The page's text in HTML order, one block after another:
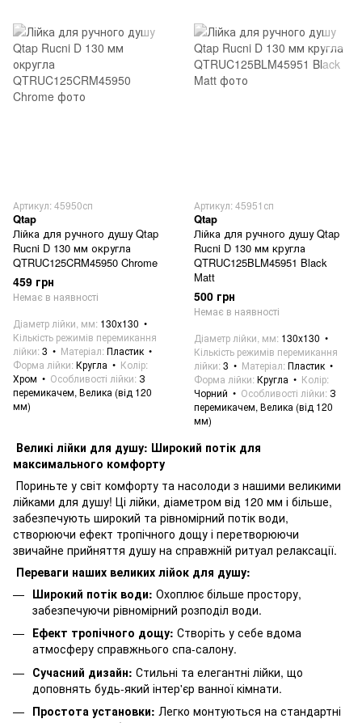
Артикул: 45950сп
Qtap
Лійка для ручного душу Qtap
Rucni D 130 мм округла
QTRUC125CRM45950 Chrome
459 грн
Немає в наявності
Діаметр лійки, мм 130x130
Кількість режимів перемикання
лійки 3 Матеріал Пластик
Форма лійки Кругла
Колір
Хром
Особливості лійки З
перемикачем, Велика (від 120
мм)
Артикул: 45951сп
Qtap
Лійка для ручного душу Qtap
Rucni D 130 мм кругла
QTRUC125BLM45951 Black
Matt
500 грн
Немає в наявності
Діаметр лійки, мм 130x130
Кількість режимів перемикання
лійки 3 Матеріал Пластик
Форма лійки Кругла
Колір
Чорний
Особливості лійки З
перемикачем, Велика (від 120
мм)
Великі лійки для душу: Широкий потік для
максимального комфорту
Пориньте у світ комфорту та насолоди з нашими великими
лійками для душу! Ці лійки, діаметром від 120 мм і більше,
забезпечують широкий та рівномірний потік води,
створюючи ефект тропічного дощу і перетворюючи
звичайне прийняття душу на справжній ритуал релаксації.
Переваги наших великих лійок для душу:
Широкий потік води: Охоплює більше простору,
забезпечуючи рівномірний розподіл води.
Ефект тропічного дощу: Створіть у себе вдома
атмосферу справжнього спа-салону.
Сучасний дизайн: Стильні та елегантні лійки, що
доповнять будь-який інтер'єр ванної кімнати.
Простота установки: Легко монтуються на стандартні